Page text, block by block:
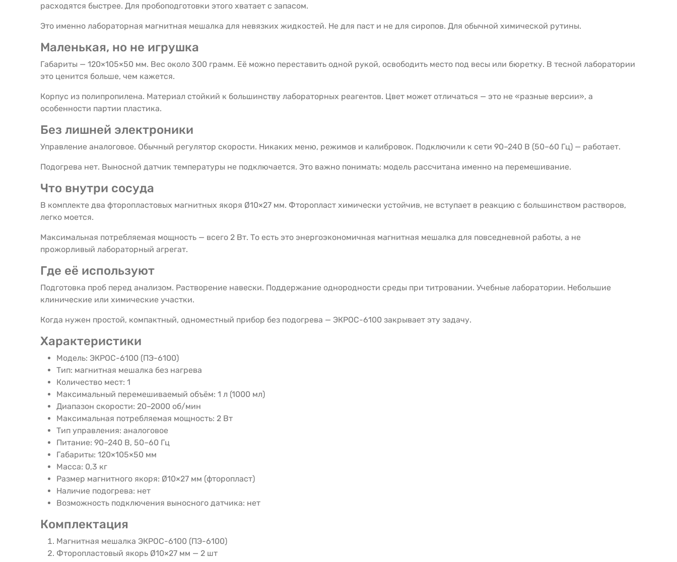
расходятся быстрее. Для пробоподготовки этого хватает с запасом.
Это именно лабораторная магнитная мешалка для невязких жидкостей. Не для паст и не для сиропов. Для обычной химической рутины.
Маленькая, но не игрушка
Габариты — 120×105×50 мм. Вес около 300 грамм. Её можно переставить одной рукой, освободить место под весы или бюретку. В тесной лаборатории
это ценится больше, чем кажется.
Корпус из полипропилена. Материал стойкий к большинству лабораторных реагентов. Цвет может отличаться — это не «разные версии», а
особенности партии пластика.
Без лишней электроники
Управление аналоговое. Обычный регулятор скорости. Никаких меню, режимов и калибровок. Подключили к сети 90–240 В (50–60 Гц) — работает.
Подогрева нет. Выносной датчик температуры не подключается. Это важно понимать: модель рассчитана именно на перемешивание.
Что внутри сосуда
В комплекте два фторопластовых магнитных якоря Ø10×27 мм. Фторопласт химически устойчив, не вступает в реакцию с большинством растворов,
легко моется.
Максимальная потребляемая мощность — всего 2 Вт. То есть это энергоэкономичная магнитная мешалка для повседневной работы, а не
прожорливый лабораторный агрегат.
Где её используют
Подготовка проб перед анализом. Растворение навески. Поддержание однородности среды при титровании. Учебные лаборатории. Небольшие
клинические или химические участки.
Когда нужен простой, компактный, одноместный прибор без подогрева — ЭКРОС-6100 закрывает эту задачу.
Характеристики
Модель: ЭКРОС-6100 (ПЭ-6100)
Тип: магнитная мешалка без нагрева
Количество мест: 1
Максимальный перемешиваемый объём: 1 л (1000 мл)
Диапазон скорости: 20–2000 об/мин
Максимальная потребляемая мощность: 2 Вт
Тип управления: аналоговое
Питание: 90–240 В, 50–60 Гц
Габариты: 120×105×50 мм
Масса: 0,3 кг
Размер магнитного якоря: Ø10×27 мм (фторопласт)
Наличие подогрева: нет
Возможность подключения выносного датчика: нет
Комплектация
Магнитная мешалка ЭКРОС-6100 (ПЭ-6100)
Фторопластовый якорь Ø10×27 мм — 2 шт